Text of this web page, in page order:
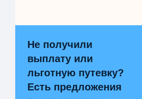
Не получили
выплату или
льготную путевку?
Есть предложения